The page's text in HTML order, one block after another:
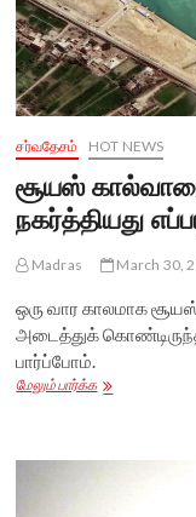
சர்வதேசம் HOT NEWS
சூயஸ்
நகர்த்தியது
Madras March 30,
ஒரு வார காலமாக
அடைத்துக்
பார்ப்போம்.
மேலும் பார்க்கசூயஸ்